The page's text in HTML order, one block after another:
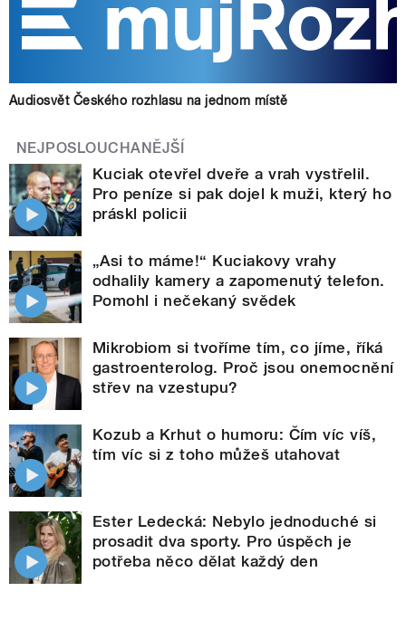
Audiosvět Českého rozhlasu na jednom místě
NEJPOSLOUCHANĚJŠÍ
Kuciak otevřel dveře a vrah vystřelil.
Pro peníze si pak dojel k muži, který ho
práskl policii
„Asi to máme!“ Kuciakovy vrahy
odhalily kamery a zapomenutý telefon.
Pomohl i nečekaný svědek
Mikrobiom si tvoříme tím, co jíme, říká
gastroenterolog. Proč jsou onemocnění
střev na vzestupu?
Kozub a Krhut o humoru: Čím víc víš,
tím víc si z toho můžeš utahovat
Ester Ledecká: Nebylo jednoduché si
prosadit dva sporty. Pro úspěch je
potřeba něco dělat každý den